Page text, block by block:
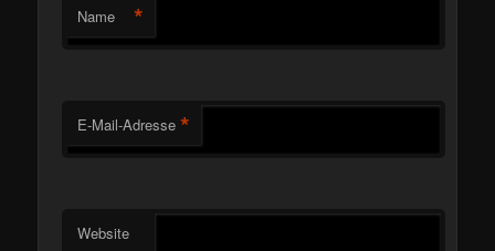
Name *
E-Mail-Adresse *
Website